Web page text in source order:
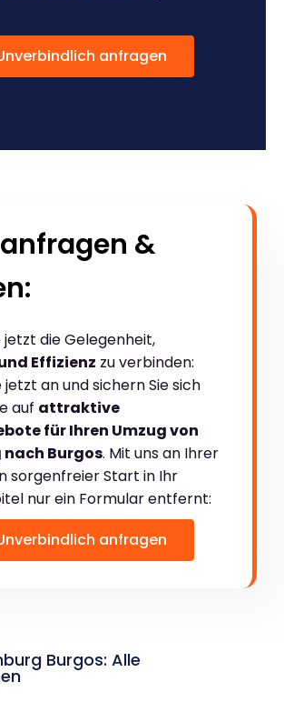
anfragen
&
jetzt die Gelegenheit,
Effizienz zu verbinden:
jetzt an und sichern Sie sich
auf attraktive
für Ihren Umzug von
Burgos. Mit uns an Ihrer
sorgenfreier Start in Ihr
nur ein Formular entfernt:
anfragen
Burgos: Alle